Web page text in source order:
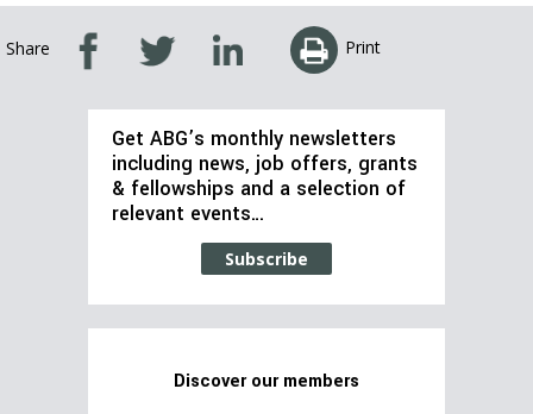
Share Print
Get ABG’s monthly newsletters
including news, job offers, grants
& fellowships and a selection of
relevant events…
Subscribe
Discover our members